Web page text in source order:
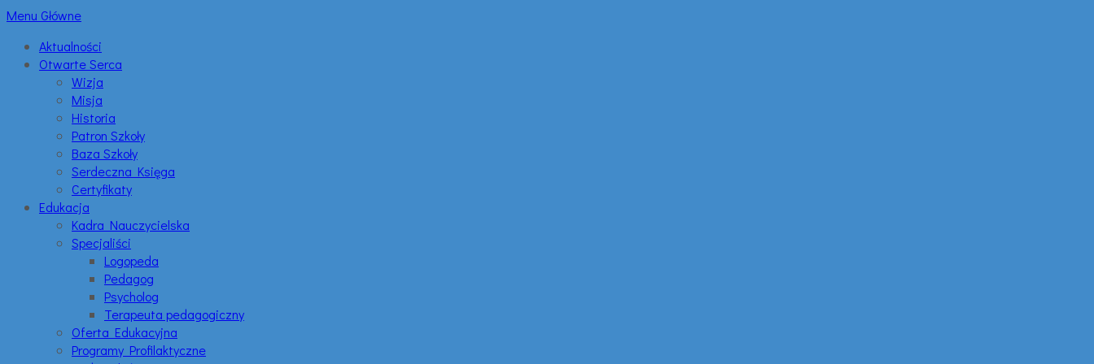
Menu Główne
Aktualności
Otwarte Serca
Wizja
Misja
Historia
Patron Szkoły
Baza Szkoły
Serdeczna Księga
Certyfikaty
Edukacja
Kadra Nauczycielska
Specjaliści
Logopeda
Pedagog
Psycholog
Terapeuta pedagogiczny
Oferta Edukacyjna
Programy Profilaktyczne